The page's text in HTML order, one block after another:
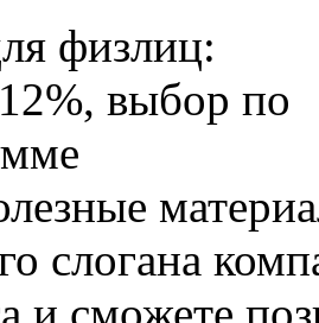
слогана
и сможете